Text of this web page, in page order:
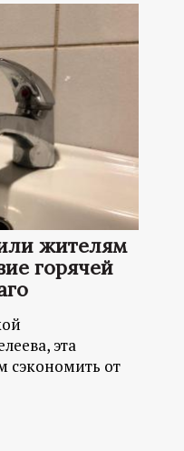
жителям
горячей
эта
сэкономить от